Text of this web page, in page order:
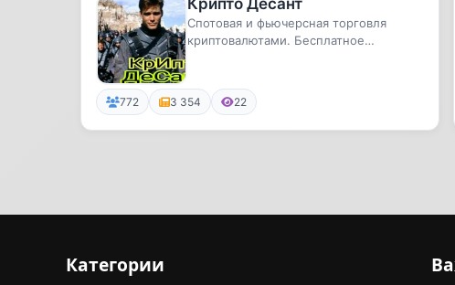
Крипто Десант
Спотовая и фьючерсная торговля
криптовалютами. Бесплатное
772 3 354 22
Категории